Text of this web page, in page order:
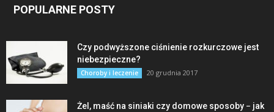
POPULARNE POSTY
Czy podwyższone ciśnienie rozkurczowe jest
niebezpieczne?
Choroby i leczenie 20 grudnia 2017
Żel, maść na siniaki czy domowe sposoby − jak